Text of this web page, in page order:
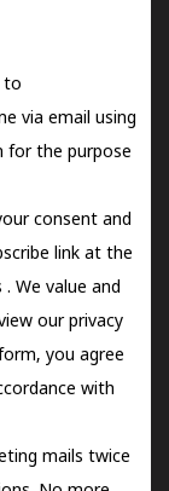
to
via email using
for the purpose
consent and
link at the
. We value and
our privacy
you agree
with
mails twice